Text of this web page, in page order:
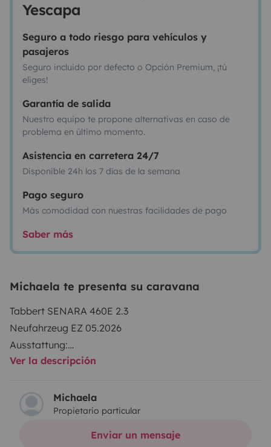
Yescapa
Seguro a todo riesgo para vehículos y
pasajeros
Seguro incluido por defecto o Opción Premium, ¡tú
eliges!
Garantía de salida
Nuestro equipo te propone alternativas en caso de
problema en último momento.
Asistencia en carretera 24/7
Disponible 24h los 7 días de la semana
Pago seguro
Más comodidad con nuestras facilidades de pago
Saber más
Michaela te presenta su caravana
Tabbert SENARA 460E 2.3
Neufahrzeug EZ 05.2026
Ausstattung:
-Klima
-Fahrradträger
-Garagenwagen links und rechts 80x80cm
-Aufbautüre Tabbert Premium
Ver la descripción
Michaela
Propietario particular
Enviar un mensaje